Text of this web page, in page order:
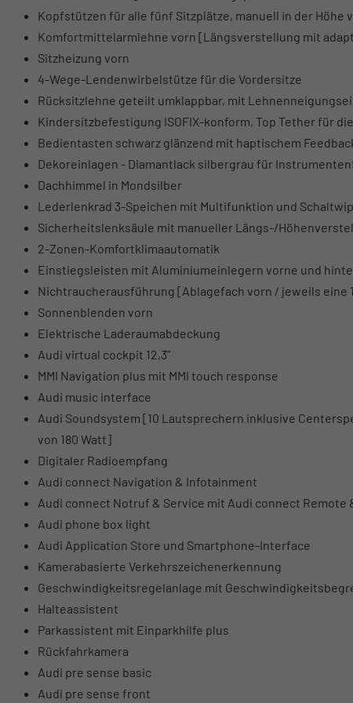
Kopfstützen für alle fünf Sitzplätze, manuell in der Höhe
Komfortmittelarmlehne vorn [Längsverstellung mit
Sitzheizung vorn
4-Wege-Lendenwirbelstütze für die Vordersitze
Rücksitzlehne geteilt umklappbar, mit
Kindersitzbefestigung ISOFIX-konform, Top Tether für
Bedientasten schwarz glänzend mit haptischem
Dekoreinlagen - Diamantlack silbergrau für
Dachhimmel in Mondsilber
Lederlenkrad 3-Speichen mit Multifunktion und
Sicherheitslenksäule mit manueller Längs-/
2-Zonen-Komfortklimaautomatik
Einstiegsleisten mit Aluminiumeinlegern vorne und
Nichtraucherausführung [Ablagefach vorn / jeweils eine
Sonnenblenden vorn
Elektrische Laderaumabdeckung
Audi virtual cockpit 12,3"
MMI Navigation plus mit MMI touch response
Audi music interface
Audi Soundsystem [10 Lautsprechern inklusive
von 180 Watt]
Digitaler Radioempfang
Audi connect Navigation & Infotainment
Audi connect Notruf & Service mit Audi connect Remote
Audi phone box light
Audi Application Store und Smartphone-Interface
Kamerabasierte Verkehrszeichenerkennung
Geschwindigkeitsregelanlage mit
Halteassistent
Parkassistent mit Einparkhilfe plus
Rückfahrkamera
Audi pre sense basic
Audi pre sense front